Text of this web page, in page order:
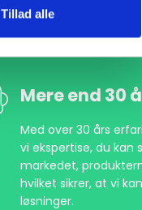
Tillad alle
Mere end 30
Med over 30 års
vi ekspertise, du kan
markedet,
hvilket sikrer, at vi
løsninger.